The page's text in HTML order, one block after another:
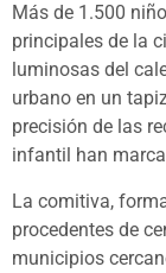
Más de 1.500
principales de la
luminosas del
urbano en un
precisión de las
infantil han
La comitiva,
procedentes de
municipios